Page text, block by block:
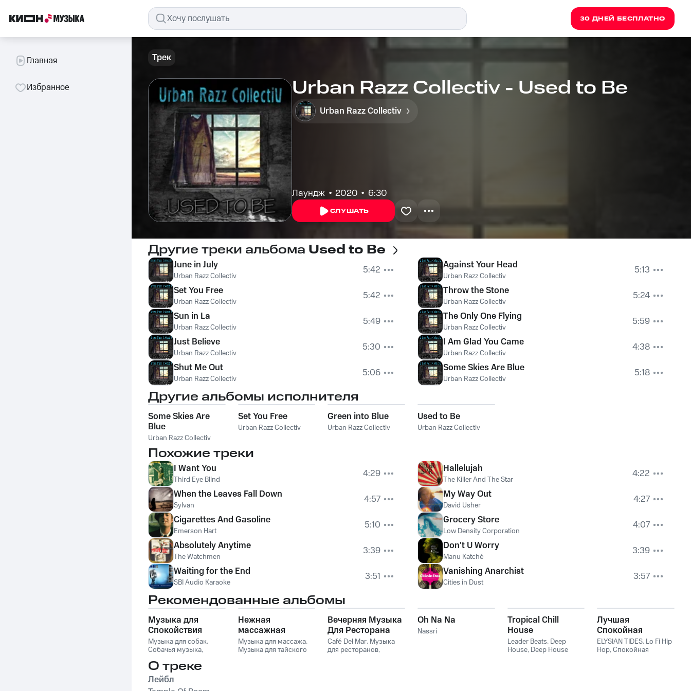
30 ДНЕЙ БЕСПЛАТНО
Главная
Избранное
Трек
Urban Razz Collectiv - Used to Be
Urban Razz Collectiv
Лаундж 2020 6:30
СЛУШАТЬ
Другие треки альбома Used to Be
June in July
Urban Razz Collectiv
5:42
Set You Free
Urban Razz Collectiv
5:42
Sun in La
Urban Razz Collectiv
5:49
Just Believe
Urban Razz Collectiv
5:30
Shut Me Out
Urban Razz Collectiv 5:06
Against Your Head
Urban Razz Collectiv
5:13
Throw the Stone
Urban Razz Collectiv
5:24
The Only One Flying
Urban Razz Collectiv
5:59
I Am Glad You Came
Urban Razz Collectiv
4:38
Some Skies Are Blue
Urban Razz Collectiv 5:18
Другие альбомы исполнителя
Some Skies Are
Blue
Urban Razz Collectiv
Set You Free
Urban Razz Collectiv
Green into Blue
Urban Razz Collectiv
Used to Be
Urban Razz Collectiv
Похожие треки
I Want You
Third Eye Blind
4:29
When the Leaves Fall Down
Sylvan
4:57
Cigarettes And Gasoline
Emerson Hart
5:10
Absolutely Anytime
The Watchmen
3:39
Waiting for the End
SBI Audio Karaoke 3:51
Hallelujah
The Killer And The Star
4:22
My Way Out
David Usher
4:27
Grocery Store
Low Density Corporation
4:07
Don't U Worry
Manu Katché
3:39
Vanishing Anarchist
Cities in Dust 3:57
Рекомендованные альбомы
Музыка для
Спокойствия
Кошек
Музыка для собак,
Собачья музыка,
Музыка для сна
домашних животных
Музыка для йоги
Нежная
массажная
музыка для
глубокого
Музыка для массажа,
Музыка для тайского
Вечерняя Музыка
Для Ресторана
Vol. 1
Café Del Mar, Музыка
для ресторанов,
Oh Na Na
Nassri
Tropical Chill
House
Leader Beats, Deep
House, Deep House
Лучшая
Спокойная
Музыка Для
Фона, Работы И
ELYSIAN TIDES, Lo Fi Hip
Hop,Спокойная
О треке
Лейбл